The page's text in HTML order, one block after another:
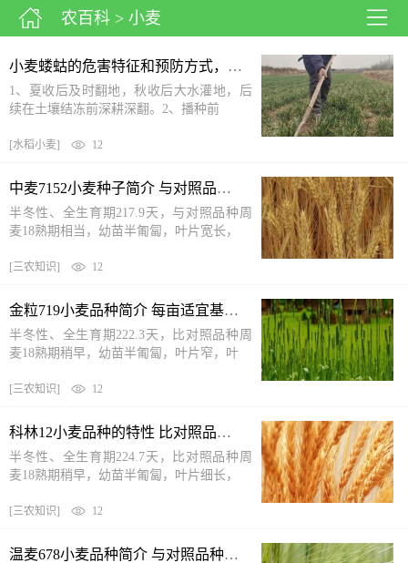
农百科 > 小麦
小麦蝼蛄的危害特征和预防方式，小麦蝼蛄怎么治
1、夏收后及时翻地，秋收后大水灌地，后
续在土壤结冻前深耕深翻。2、播种前
[水稻小麦] 12
中麦7152小麦种子简介 与对照品种周麦18熟期相当
半冬性、全生育期217.9天，与对照品种周
麦18熟期相当，幼苗半匍匐，叶片宽长，
[三农知识] 12
金粒719小麦品种简介 每亩适宜基本苗15万—22万
半冬性、全生育期222.3天，比对照品种周
麦18熟期稍早，幼苗半匍匐，叶片窄，叶
[三农知识] 12
科林12小麦品种的特性 比对照品种周麦18熟期稍早
半冬性、全生育期224.7天，比对照品种周
麦18熟期稍早，幼苗半匍匐，叶片细长，
[三农知识] 12
温麦678小麦品种简介 与对照品种周麦18熟期相当